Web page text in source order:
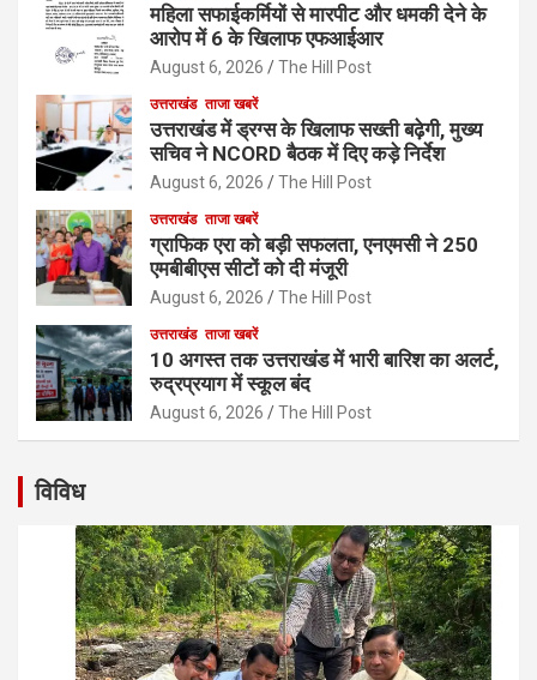
महिला सफाईकर्मियों से मारपीट और धमकी देने के
आरोप में 6 के खिलाफ एफआईआर
August 6, 2026 The Hill Post
उत्तराखंड ताजा खबरें
उत्तराखंड में ड्रग्स के खिलाफ सख्ती बढ़ेगी, मुख्य
सचिव ने NCORD बैठक में दिए कड़े निर्देश
August 6, 2026 The Hill Post
उत्तराखंड ताजा खबरें
ग्राफिक एरा को बड़ी सफलता, एनएमसी ने 250
एमबीबीएस सीटों को दी मंजूरी
August 6, 2026 The Hill Post
उत्तराखंड ताजा खबरें
10 अगस्त तक उत्तराखंड में भारी बारिश का अलर्ट,
रुद्रप्रयाग में स्कूल बंद
August 6, 2026 The Hill Post
विविध